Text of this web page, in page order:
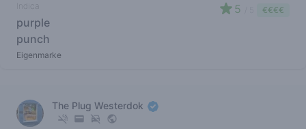
Indica
purple
punch
Eigenmarke
5 €€€€
The Plug Westerdok